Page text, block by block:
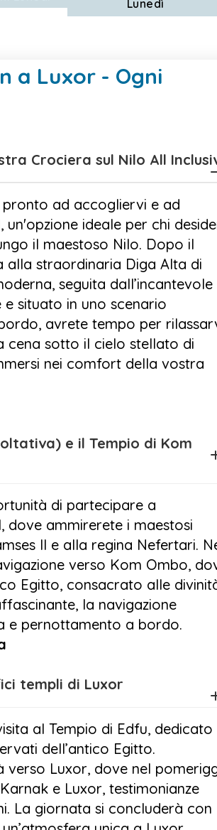
Lunedì
a Luxor - Ogni
vostra Crociera sul Nilo All
ad accogliervi e ad
ideale per chi
il maestoso Nilo. Dopo il
alla straordinaria Diga Alta di
seguita dall’incantevole
situato in uno scenario
avrete tempo per
cena sotto il cielo stellato di
nei comfort della vostra
di partecipare a
dove ammirerete i maestosi
II e alla regina Nefertari.
verso Kom Ombo,
Egitto, consacrato alle
la navigazione
e pernottamento a bordo.
templi di Luxor
al Tempio di Edfu, dedicato
dell’antico Egitto.
verso Luxor, dove nel
e Luxor, testimonianze
La giornata si concluderà con